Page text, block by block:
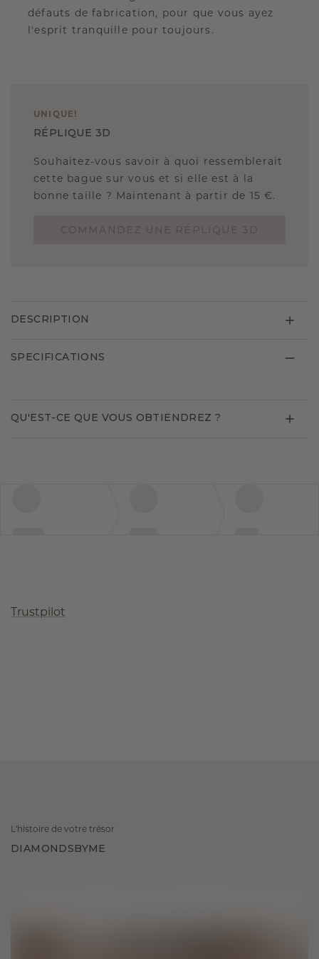
défauts de fabrication, pour que vous ayez
l'esprit tranquille pour toujours.
UNIQUE !
RÉPLIQUE 3D
Souhaitez-vous savoir à quoi ressemblerait
cette bague sur vous et si elle est à la
bonne taille ? Maintenant à partir de 15 €.
DESCRIPTION
SPECIFICATIONS
QU'EST-CE QUE VOUS OBTIENDREZ ?
Trustpilot
L'histoire de votre trésor
DIAMONDSBYME